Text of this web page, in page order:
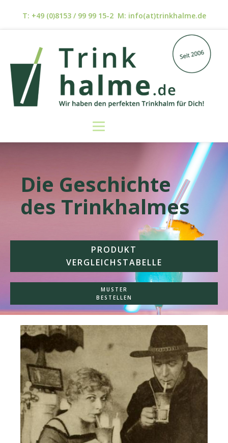
T: +49 (0)8153 / 99 99 15-2 M: info(at)trinkhalme.de
Die Geschichte
des Trinkhalmes
PRODUKT
VERGLEICHSTABELLE
MUSTER
BESTELLEN